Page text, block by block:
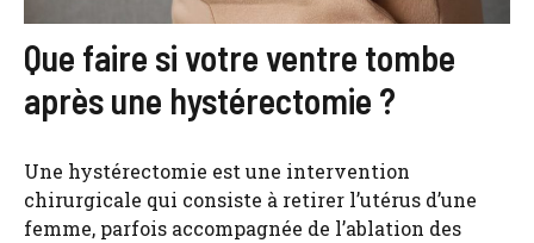
Que faire si votre ventre tombe
après une hystérectomie ?
Une hystérectomie est une intervention
chirurgicale qui consiste à retirer l’utérus d’une
femme, parfois accompagnée de l’ablation des